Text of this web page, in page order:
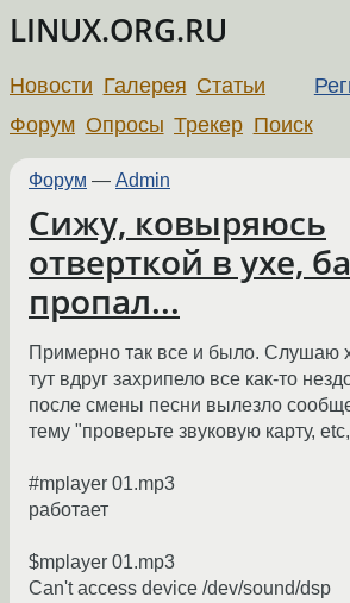
LINUX.ORG.RU
Новости Галерея Статьи
Форум Опросы Трекер Поиск
Форум — Admin
Cижу, ковыряюсь
отверткой в ухе,
пропал...
Примерно так все и было. Слушаю
тут вдруг захрипело все как-то
после смены песни вылезло
тему "проверьте звуковую карту,
#mplayer 01.mp3
работает
$mplayer 01.mp3
Can't access device /dev/sound/dsp